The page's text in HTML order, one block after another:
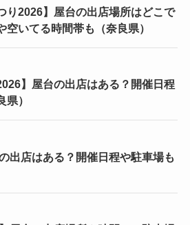
り2026】屋台の出店場所はどこで
空いてる時間帯も（奈良県）
】屋台の出店はある？開催日程
）
出店はある？開催日程や駐車場も